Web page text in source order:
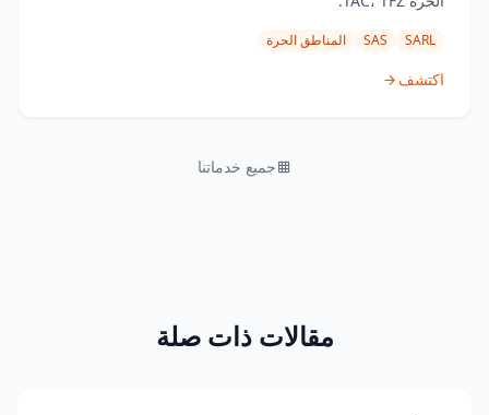
SARL
SAS المناطق الحرة
اكتشف
جميع خدماتنا
مقالات ذات صلة